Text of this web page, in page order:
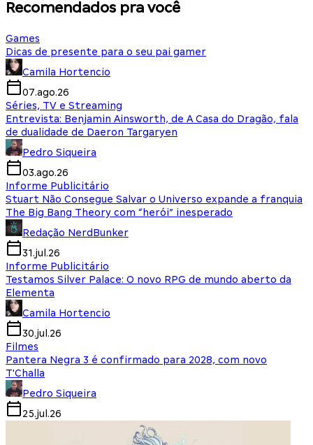
Recomendados pra você
Games
Dicas de presente para o seu pai gamer
Camila Hortencio
07.ago.26
Séries, TV e Streaming
Entrevista: Benjamin Ainsworth, de A Casa do Dragão, fala
de dualidade de Daeron Targaryen
Pedro Siqueira
03.ago.26
Informe Publicitário
Stuart Não Consegue Salvar o Universo expande a franquia
The Big Bang Theory com “herói” inesperado
Redação NerdBunker
31.jul.26
Informe Publicitário
Testamos Silver Palace: O novo RPG de mundo aberto da
Elementa
Camila Hortencio
30.jul.26
Filmes
Pantera Negra 3 é confirmado para 2028, com novo
T'Challa
Pedro Siqueira
25.jul.26